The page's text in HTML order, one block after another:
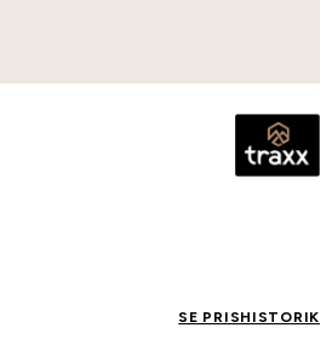
SE PRISHISTORIK